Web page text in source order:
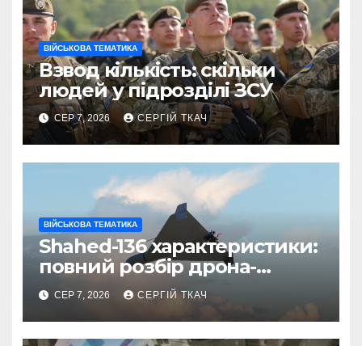
ВІЙСЬКОВА ТЕМАТИКА
Взвод кількість: скільки
людей у підрозділі ЗСУ
СЕР 7, 2026 СЕРГІЙ ТКАЧ
ВІЙСЬКОВА ТЕМАТИКА
Shahed-136 характеристики:
повний розбір дрона-
камікадзе
СЕР 7, 2026 СЕРГІЙ ТКАЧ